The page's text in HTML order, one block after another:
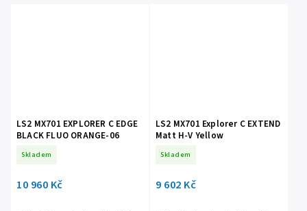
LS2 MX701 EXPLORER C EDGE
BLACK FLUO ORANGE-06
Skladem
10 960 Kč
LS2 MX701 Explorer C EXTEND
Matt H-V Yellow
Skladem
9 602 Kč